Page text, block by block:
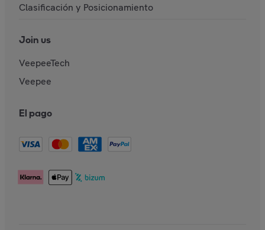
Clasificación y Posicionamiento
Join us
VeepeeTech
Veepee
El pago